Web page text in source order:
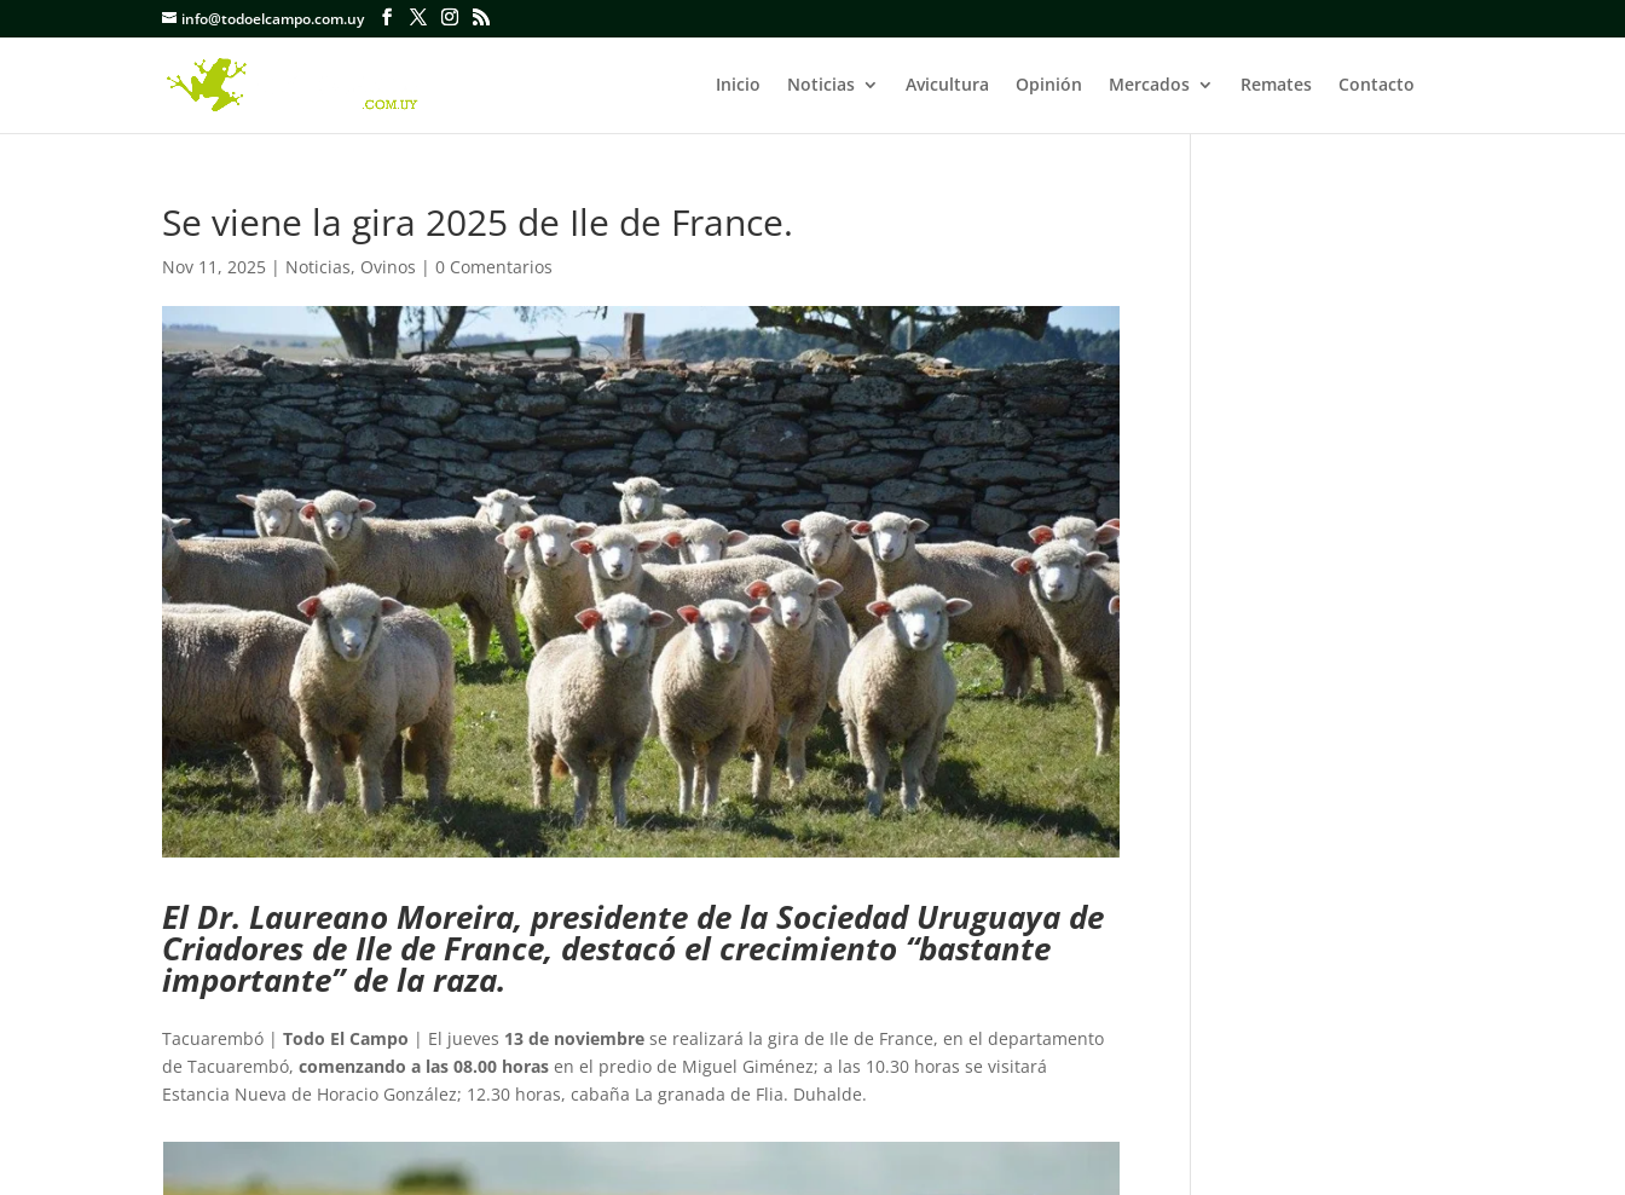
info@todoelcampo.com.uy
Inicio Noticias Avicultura Opinión Mercados Remates Contacto
Se viene la gira 2025 de Ile de France.
Nov 11, 2025 | Noticias, Ovinos |0 Comentarios
El Dr. Laureano Moreira, presidente de la Sociedad Uruguaya de
Criadores de Ile de France, destacó el crecimiento “bastante
importante” de la raza.
Tacuarembó |Todo El Campo | El jueves 13 de noviembre se realizará la gira de Ile de France, en el departamento
de Tacuarembó,comenzando a las 08.00 horas en el predio de Miguel Giménez; a las 10.30 horas se visitará
Estancia Nueva de Horacio González; 12.30 horas, cabaña La granada de Flia. Duhalde.